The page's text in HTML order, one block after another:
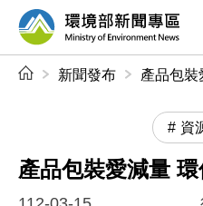
前往中央內容區塊
環境部新聞
新聞發布 產品包裝
資
產品包裝愛減量